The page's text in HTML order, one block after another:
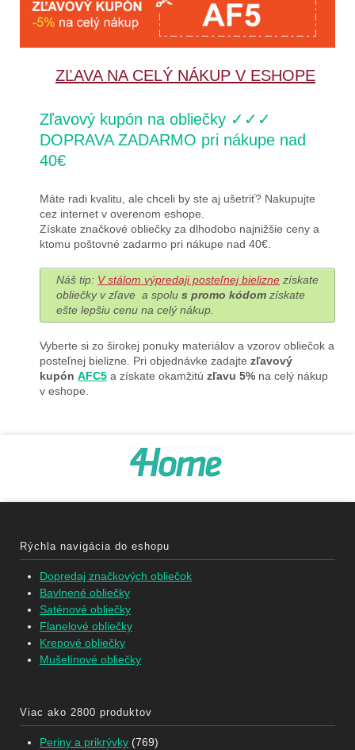
ZĽAVA NA CELÝ NÁKUP V ESHOPE
Zľavový kupón na obliečky ✓✓✓
DOPRAVA ZADARMO pri nákupe nad
40€
Máte radi kvalitu, ale chceli by ste aj ušetriť? Nakupujte
cez internet v overenom eshope.
Získate značkové obliečky za dlhodobo najnižšie ceny a
ktomu poštovné zadarmo pri nákupe nad 40€.
Náš tip: V stálom výpredaji posteľnej bielizne získate
obliečky v zľave a spolu s promo kódom získate
ešte lepšiu cenu na celý nákup.
Vyberte si zo širokej ponuky materiálov a vzorov obliečok a
posteľnej bielizne. Pri objednávke zadajte zľavový
kupón AFC5 a získate okamžitú zľavu 5% na celý nákup
v eshope.
Rýchla navigácia do eshopu
Dopredaj značkových obliečok
Bavlnené obliečky
Saténové obliečky
Flanelové obliečky
Krepové obliečky
Mušelínové obliečky
Viac ako 2800 produktov
Periny a prikrývky (769)